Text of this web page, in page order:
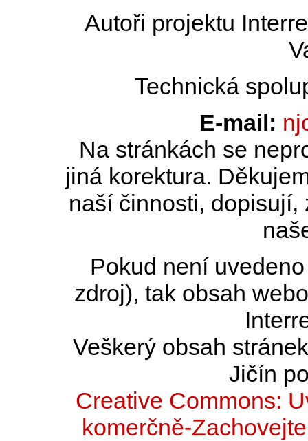
Autoři projektu
Technická
E-mail:
Na stránkách se
jiná korektura.
naší činnosti,
Pokud není
zdroj), tak obsah
Veškerý obsah
Jičín
Creative Commons:
komerčně-